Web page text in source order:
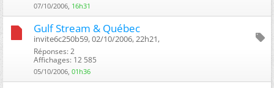
07/10/2006, 16h31
Gulf Stream & Québec
invite6c250b59, 02/10/2006, 22h21, ‎
Réponses: 2
Affichages: 12 585
05/10/2006, 01h36